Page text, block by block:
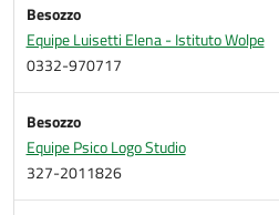
Besozzo
Equipe Luisetti Elena - Istituto Wolpe
0332-970717
Besozzo
Equipe Psico Logo Studio
327-2011826